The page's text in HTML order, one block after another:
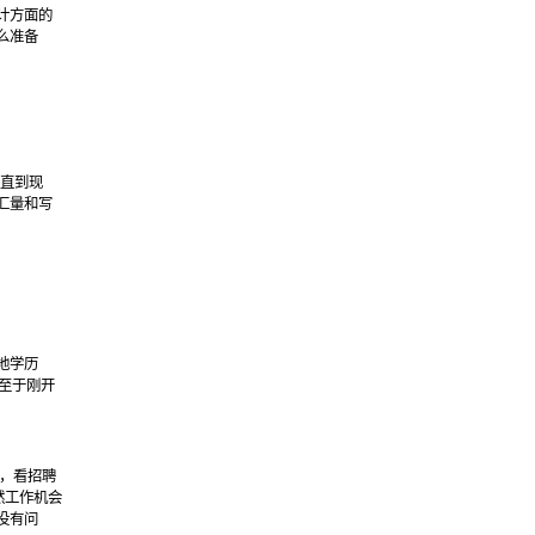
方面的
准备
到现
量和写
学历
于刚开
看招聘
工作机会
有问